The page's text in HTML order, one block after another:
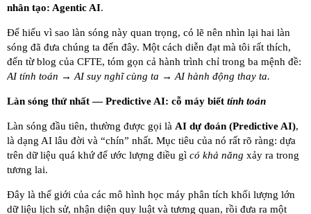
nhân tạo: Agentic AI.
Để hiểu vì sao làn sóng này quan trọng, có lẽ nên nhìn lại hai làn
sóng đã đưa chúng ta đến đây. Một cách diễn đạt mà tôi rất thích,
đến từ blog của CFTE, tóm gọn cả hành trình chỉ trong ba mệnh đề:
AI tính toán → AI suy nghĩ cùng ta → AI hành động thay ta.
Làn sóng thứ nhất — Predictive AI: cỗ máy biết tính toán
Làn sóng đầu tiên, thường được gọi là AI dự đoán (Predictive AI),
là dạng AI lâu đời và “chín” nhất. Mục tiêu của nó rất rõ ràng: dựa
trên dữ liệu quá khứ để ước lượng điều gì có khả năng xảy ra trong
tương lai.
Đây là thế giới của các mô hình học máy phân tích khối lượng lớn
dữ liệu lịch sử, nhận diện quy luật và tương quan, rồi đưa ra một